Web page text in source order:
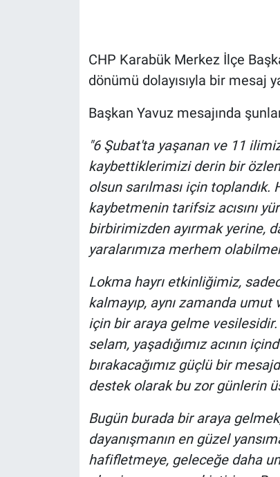
CHP Karabük Merkez İlçe
dönümü dolayısıyla bir mesaj
Başkan Yavuz mesajında
"6 Şubat'ta yaşanan ve 11
kaybettiklerimizi derin bir
olsun sarılması için
kaybetmenin tarifsiz acısını
birbirimizden ayırmak yerine,
yaralarımıza merhem
Lokma hayrı etkinliğimiz,
kalmayıp, aynı zamanda
için bir araya gelme
selam, yaşadığımız acının
bırakacağımız güçlü bir
destek olarak bu zor günlerin
Bugün burada bir araya
dayanışmanın en güzel
hafifletmeye, geleceğe daha